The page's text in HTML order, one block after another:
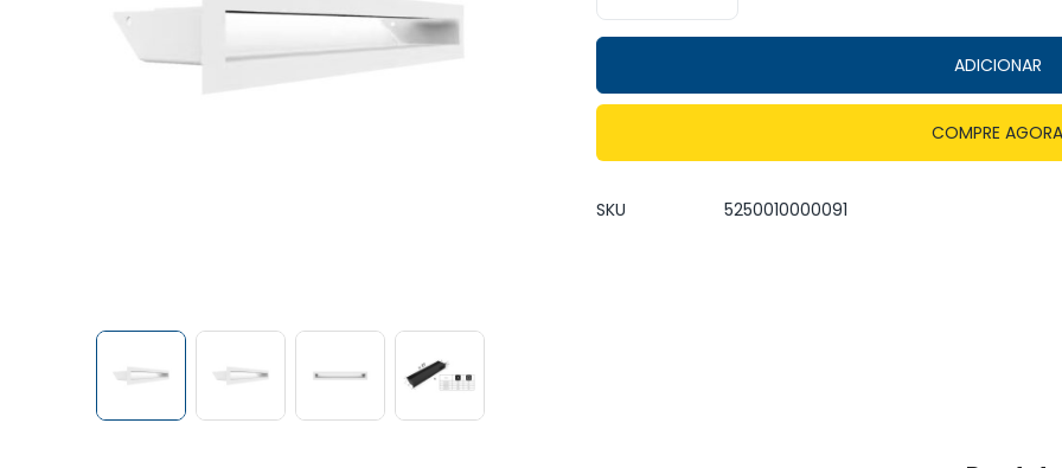
ADICIONAR
COMPRE
SKU 5250010000091